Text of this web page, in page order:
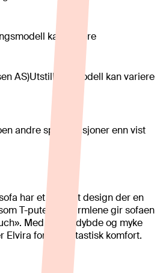
kan variere
AS)Utstillingsmodell kan variere
andre spesifikasjoner enn vist
har et elegant design der en
T-puter ved armlene gir sofaen
Med ekstra dybde og myke
Elvira for en fantastisk komfort.